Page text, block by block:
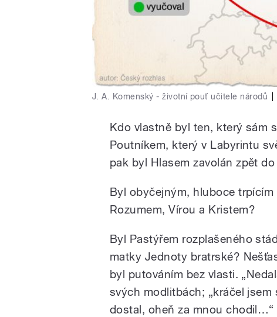
J. A. Komenský - životní pouť učitele národů
Kdo vlastně byl ten, který sám
Poutníkem, který v Labyrintu
pak byl Hlasem zavolán zpět
Byl obyčejným, hluboce
Rozumem, Vírou a Kristem?
Byl Pastýřem rozplašeného
matky Jednoty bratrské?
byl putováním bez vlasti.
svých modlitbách; „kráčel
dostal, oheň za mnou chodil…“